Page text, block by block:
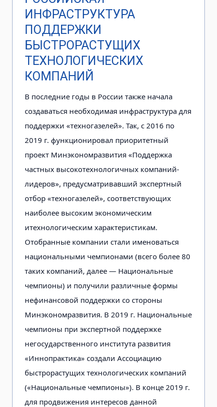
ИНФРАСТРУКТУРА
ПОДДЕРЖКИ
БЫСТРОРАСТУЩИХ
ТЕХНОЛОГИЧЕСКИХ
КОМПАНИЙ
В последние годы в России также начала
создаваться необходимая инфраструктура для
поддержки «техногазелей». Так, c 2016 по
2019 г. функционировал приоритетный
проект Минэкономразвития «Поддержка
частных высокотехнологичных компаний-
лидеров», предусматривавший экспертный
отбор «техногазелей», соответствующих
наиболее высоким экономическим
итехнологическим характеристикам.
Отобранные компании стали именоваться
национальными чемпионами (всего более 80
таких компаний, далее — Национальные
чемпионы) и получили различные формы
нефинансовой поддержки со стороны
Минэкономразвития. В 2019 г. Национальные
чемпионы при экспертной поддержке
негосударственного института развития
«Иннопрактика» создали Ассоциацию
быстрорастущих технологических компаний
(«Национальные чемпионы»). В конце 2019 г.
для продвижения интересов данной